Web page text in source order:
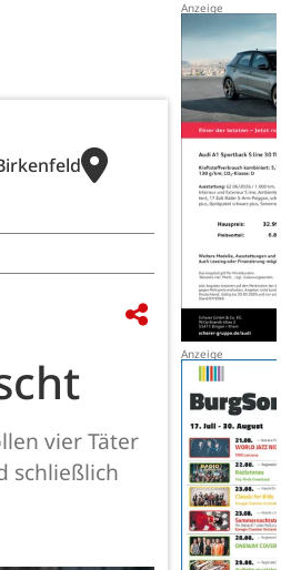
vier Täter
schließlich